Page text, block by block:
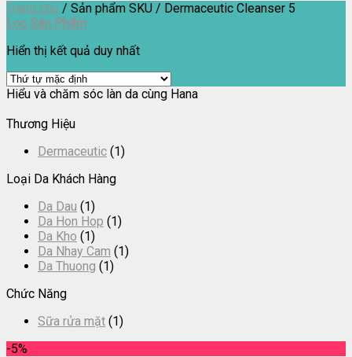
Trang chủ / Sản phẩm SKU / Dermaceutic Cleanser 5
Lọc Sản Phẩm
Hiển thị kết quả duy nhất
Hiểu và chăm sóc làn da cùng Hana
Thương Hiệu
Dermaceutic (1)
Loại Da Khách Hàng
Da Dau (1)
Da Hon Hop (1)
Da Kho (1)
Da Nhay Cam (1)
Da Thuong (1)
Chức Năng
Sữa rửa mặt (1)
-5%